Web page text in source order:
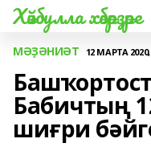
Хәйбулла хәбәрҙәре
МӘҘӘНИӘТ 12 МАРТА 2020,
Бабичтың
шиғри